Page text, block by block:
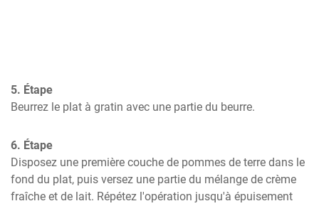
5. Étape
Beurrez le plat à gratin avec une partie du beurre.
6. Étape
Disposez une première couche de pommes de terre dans le
fond du plat, puis versez une partie du mélange de crème
fraîche et de lait. Répétez l'opération jusqu'à épuisement